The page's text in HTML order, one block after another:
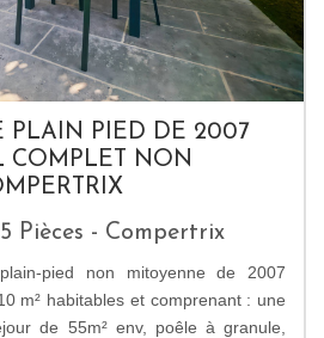
PLAIN PIED DE 2007
COMPLET NON
Pièces - Compertrix
pied non mitoyenne de 2007
m² habitables et comprenant : une
de 55m² env, poêle à granule,